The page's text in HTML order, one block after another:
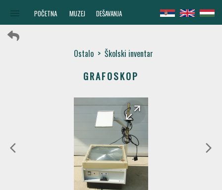
POČETNA MUZEJ DEŠAVANJA
Ostalo > Školski inventar
GRAFOSKOP
arrow_back_ios
arrow_back
arrow_forward
arrow_forward_ios